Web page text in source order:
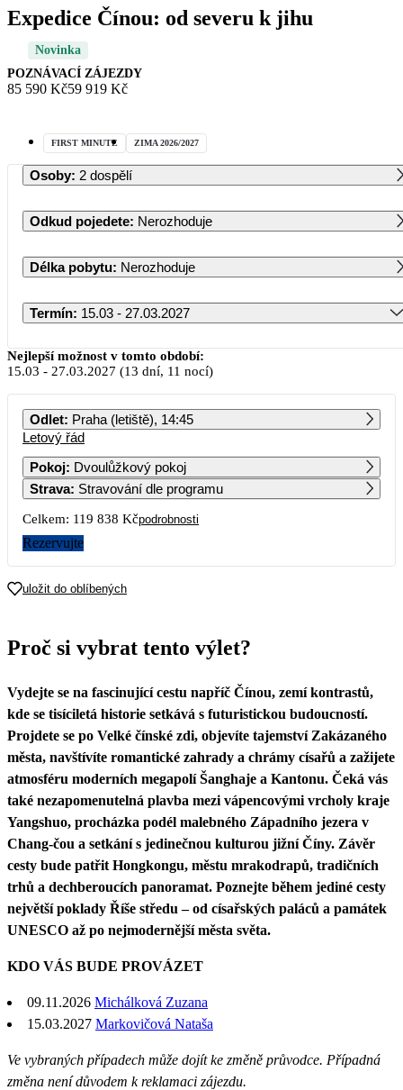
Expedice Čínou: od severu k jihu
Novinka
POZNÁVACÍ ZÁJEZDY
85 590 Kč59 919 Kč
FIRST MINUTE ZIMA 2026/2027
Osoby: 2 dospělí
Odkud pojedete: Nerozhoduje
Délka pobytu: Nerozhoduje
Termín: 15.03 - 27.03.2027
Březen 2027
PO ÚT ST ČT PÁ SO NE
8 9 10 11
22
Nejlepší možnost v tomto období:
15.03 - 27.03.2027 (13 dní, 11 nocí)
Odlet: Praha (letiště), 14:45
Letový řád
Pokoj: Dvoulůžkový pokoj
Strava: Stravování dle programu
Celkem: 119 838 Kčpodrobnosti
Rezervujte
uložit do oblíbených
Proč si vybrat tento výlet?
Vydejte se na fascinující cestu napříč Čínou, zemí kontrastů,
kde se tisíciletá historie setkává s futuristickou budoucností.
Projdete se po Velké čínské zdi, objevíte tajemství Zakázaného
města, navštívíte romantické zahrady a chrámy císařů a zažijete
atmosféru moderních megapolí Šanghaje a Kantonu. Čeká vás
také nezapomenutelná plavba mezi vápencovými vrcholy kraje
Yangshuo, procházka podél malebného Západního jezera v
Chang-čou a setkání s jedinečnou kulturou jižní Číny. Závěr
cesty bude patřit Hongkongu, městu mrakodrapů, tradičních
trhů a dechberoucích panoramat. Poznejte během jediné cesty
největší poklady Říše středu – od císařských paláců a památek
UNESCO až po nejmodernější města světa.
KDO VÁS BUDE PROVÁZET
09.11.2026 Michálková Zuzana
15.03.2027 Markovičová Nataša
Ve vybraných případech může dojít ke změně průvodce. Případná
změna není důvodem k reklamaci zájezdu.